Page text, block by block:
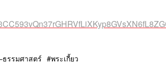
รรมศาสตร์
พระเกี้ยว